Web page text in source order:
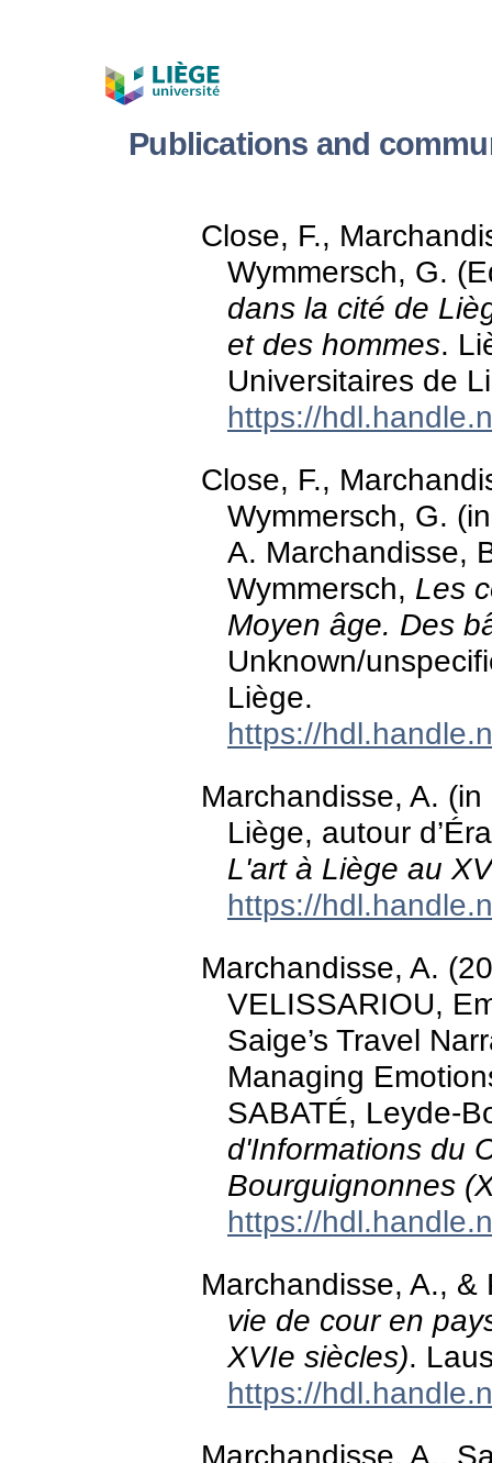
Publications and
Close, F.,
Wymmersch, G.
dans la cité de
et des hommes.
Universitaires de
https://
Close, F.,
Wymmersch, G.
A. Marchandisse,
Wymmersch, Les
Moyen âge. Des
Unknown/
Liège.
https://
Marchandisse, A.
Liège, autour
L'art à Liège au
https://
Marchandisse, A.
VELISSARIOU,
Saige’s Travel
Managing
SABATÉ, Leyde-
d'Informations du
Bourguignonnes
https://
Marchandisse, A.,
vie de cour en
XVIe siècles).
https://
Marchandisse, A.,